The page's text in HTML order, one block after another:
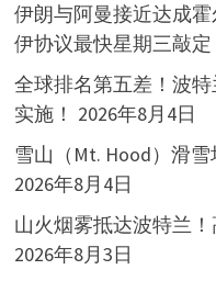
伊朗与阿曼接近达成
伊协议最快星期三敲定
全球排名第五差！波
实施！ 2026年8月4日
雪山（Mt. Hood）滑
2026年8月4日
山火烟雾抵达波特兰
2026年8月3日